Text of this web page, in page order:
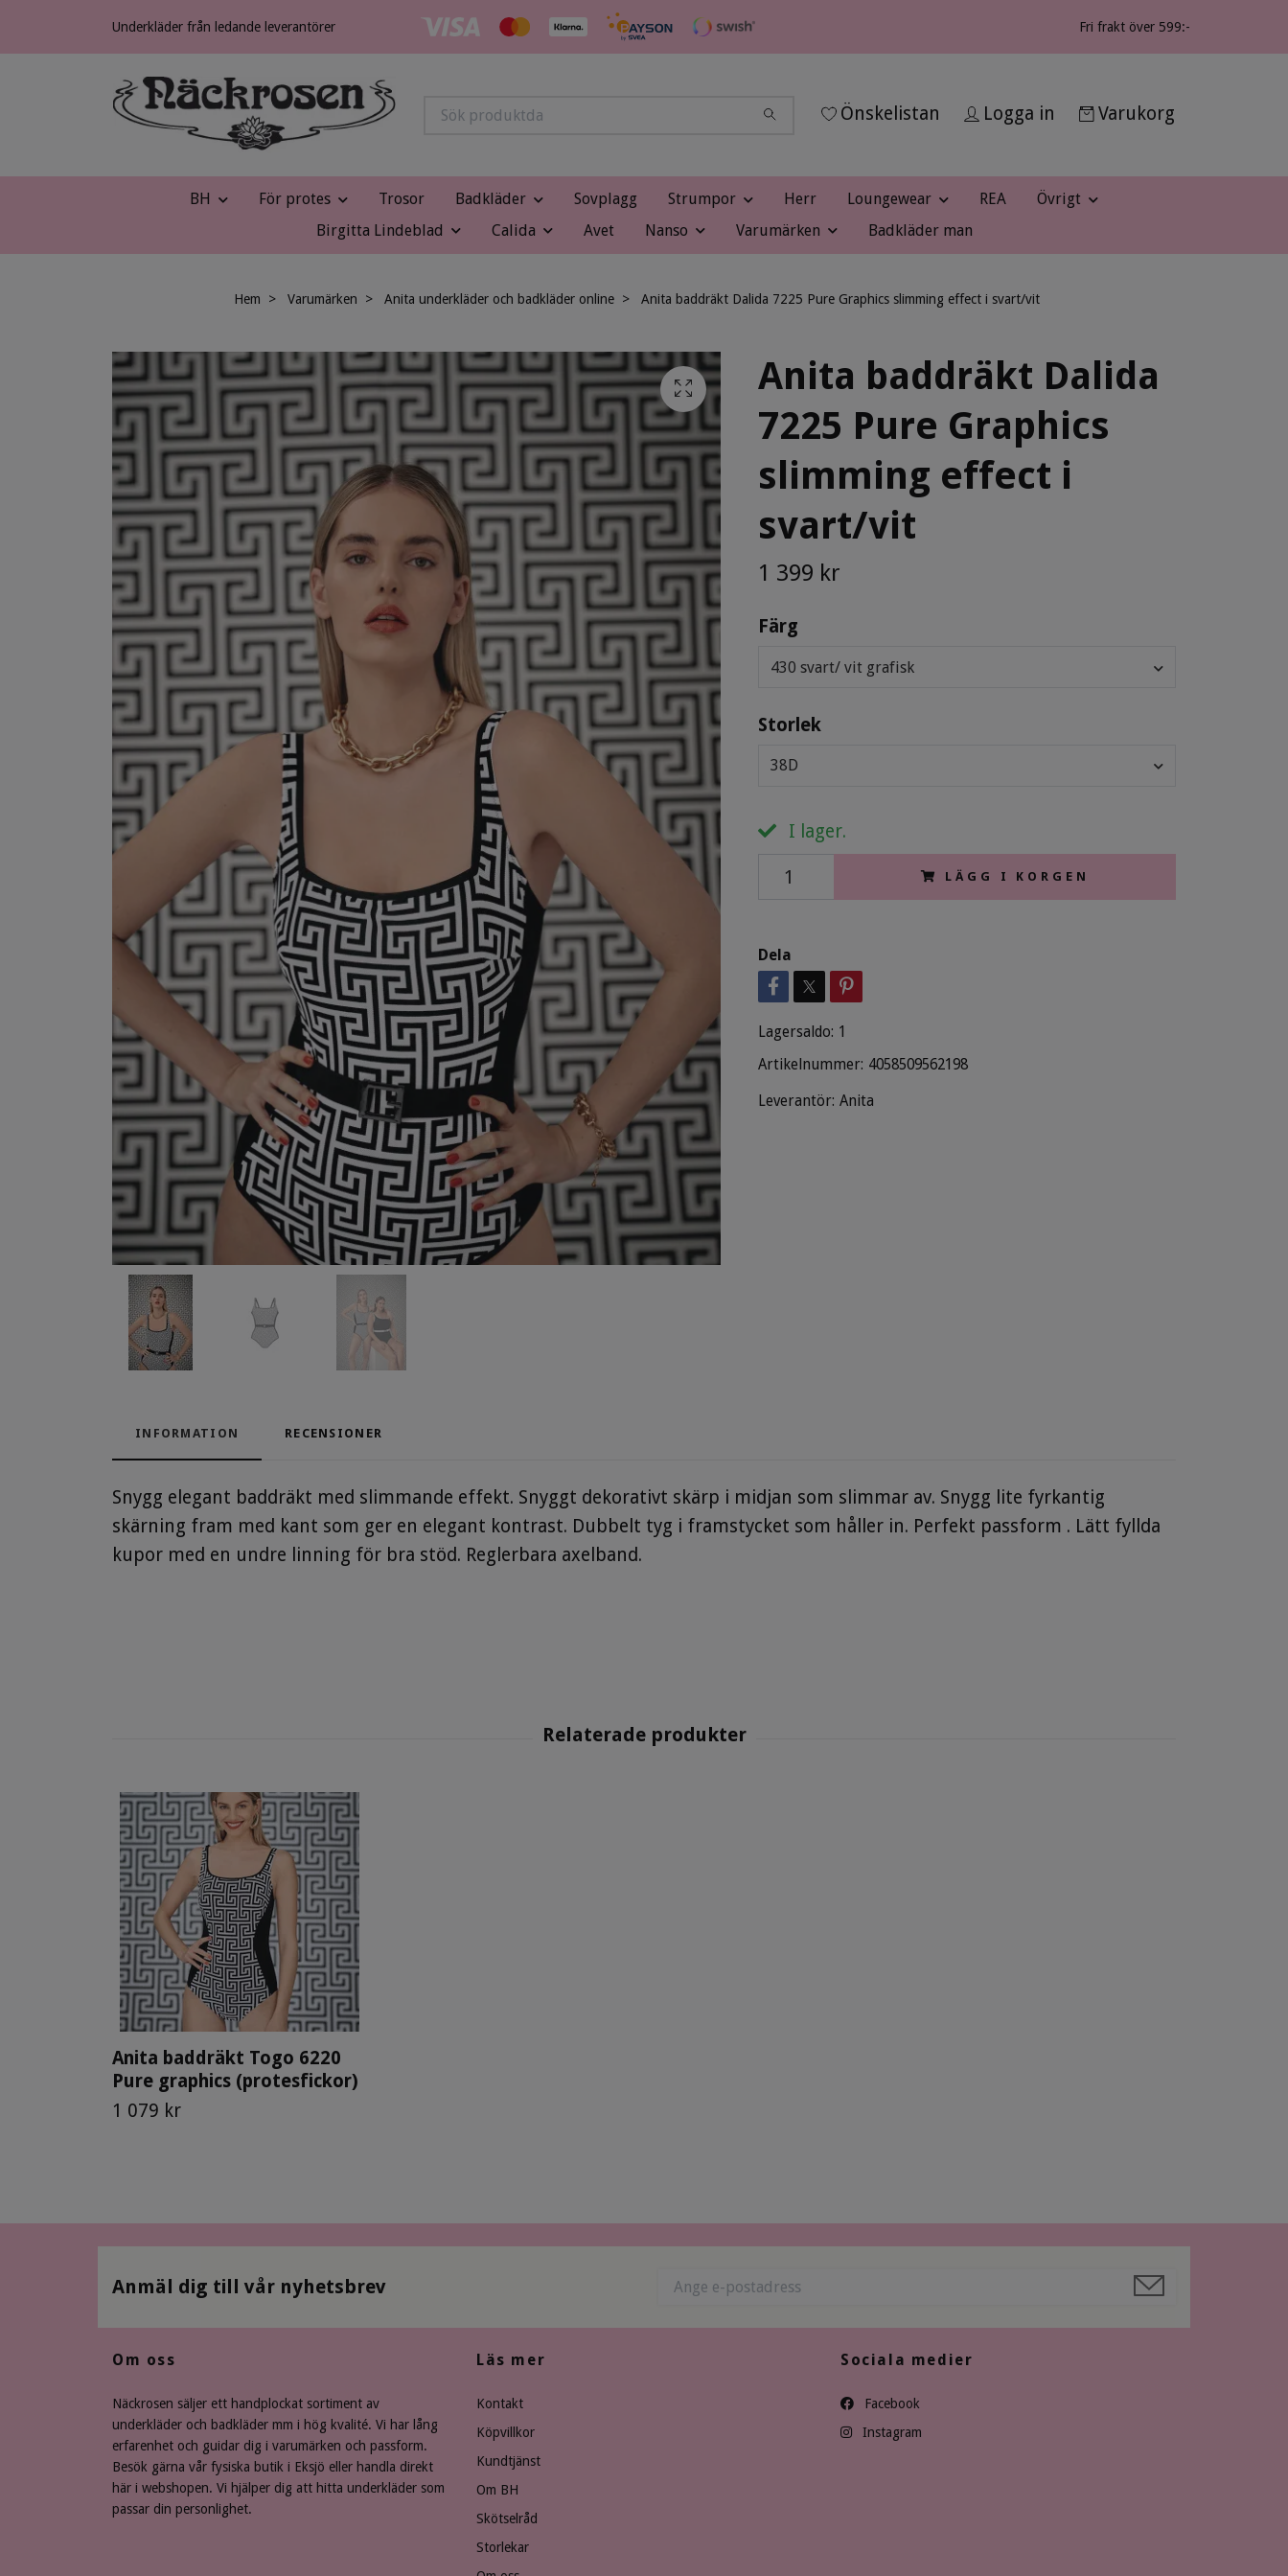
Underkläder från ledande leverantörer Fri frakt över 599:-
Önskelistan Logga in Varukorg
BH För protes Trosor Badkläder Sovplagg Strumpor Herr Loungewear REA
Övrigt
Birgitta Lindeblad
Calida Avet Nanso Varumärken Badkläder man
Hem Varumärken Anita underkläder och badkläder online Anita baddräkt Dalida 7225 Pure Graphics slimming effect i svart/vit
Anita baddräkt Dalida
7225 Pure Graphics
slimming effect i
svart/vit
1 399 kr
Färg
430 svart/ vit grafisk
Storlek
38D
I lager.
LÄGG I KORGEN
Dela
Lagersaldo: 1
Artikelnummer: 4058509562198
Leverantör: Anita
INFORMATION RECENSIONER
Snygg elegant baddräkt med slimmande effekt. Snyggt dekorativt skärp i midjan som slimmar av. Snygg lite fyrkantig
skärning fram med kant som ger en elegant kontrast. Dubbelt tyg i framstycket som håller in. Perfekt passform . Lätt fyllda
kupor med en undre linning för bra stöd. Reglerbara axelband.
Anita baddräkt Togo 6220
Pure graphics (protesfickor)
1 079 kr
Anmäl dig till vår nyhetsbrev
Om oss
Näckrosen säljer ett handplockat sortiment av
underkläder och badkläder mm i hög kvalité. Vi har lång
erfarenhet och guidar dig i varumärken och passform.
Besök gärna vår fysiska butik i Eksjö eller handla direkt
här i webshopen. Vi hjälper dig att hitta underkläder som
passar din personlighet.
Läs mer
Kontakt
Köpvillkor
Kundtjänst
Om BH
Skötselråd
Storlekar
Sociala medier
Facebook
Instagram